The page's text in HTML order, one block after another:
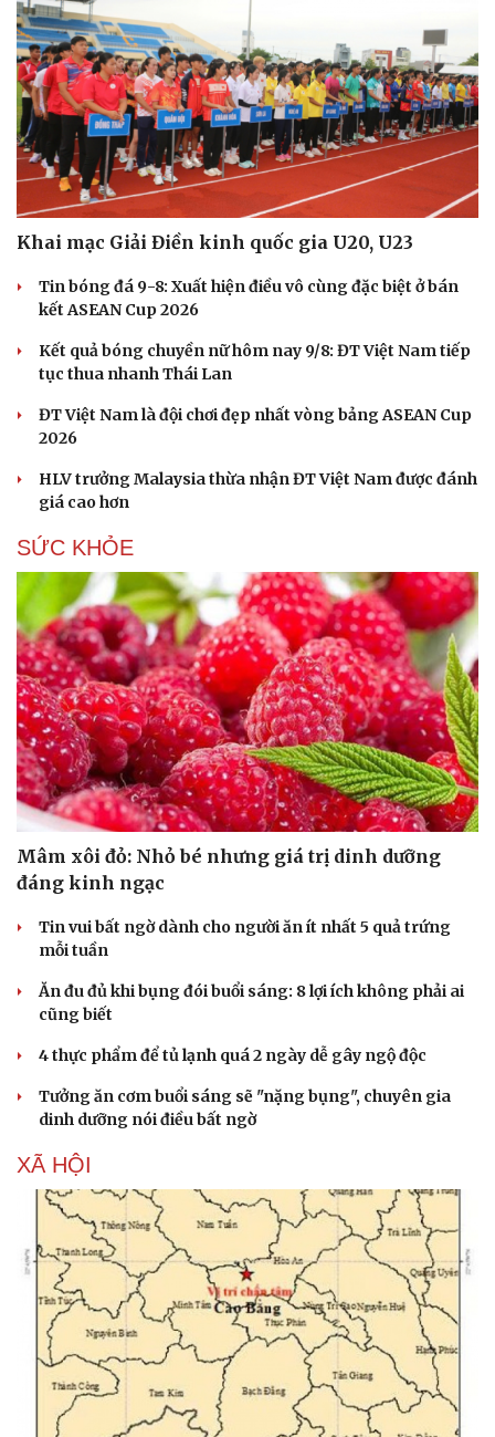
Du lịch
Tư vấn
Săn Tour
check-in
Podcast
Câu chuyện thời sự
Đọc truyện đêm khuya
Cửa sổ tình yêu
Kể chuyện cho bé
Hạt giống tâm hồn
Khai mạc Giải Điền kinh quốc gia U20, U23
Tin bóng đá 9-8: Xuất hiện điều vô cùng đặc biệt ở bán
kết ASEAN Cup 2026
Kết quả bóng chuyền nữ hôm nay 9/8: ĐT Việt Nam tiếp
tục thua nhanh Thái Lan
ĐT Việt Nam là đội chơi đẹp nhất vòng bảng ASEAN Cup
2026
HLV trưởng Malaysia thừa nhận ĐT Việt Nam được đánh
giá cao hơn
SỨC KHỎE
Mâm xôi đỏ: Nhỏ bé nhưng giá trị dinh dưỡng
đáng kinh ngạc
Tin vui bất ngờ dành cho người ăn ít nhất 5 quả trứng
mỗi tuần
Ăn đu đủ khi bụng đói buổi sáng: 8 lợi ích không phải ai
cũng biết
4 thực phẩm để tủ lạnh quá 2 ngày dễ gây ngộ độc
Tưởng ăn cơm buổi sáng sẽ "nặng bụng", chuyên gia
dinh dưỡng nói điều bất ngờ
XÃ HỘI